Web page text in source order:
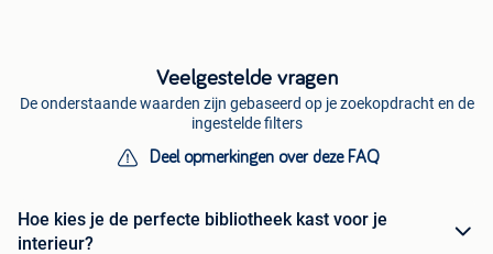
Veelgestelde vragen
De onderstaande waarden zijn gebaseerd op je zoekopdracht en de
ingestelde filters
Deel opmerkingen over deze FAQ
Hoe kies je de perfecte bibliotheek kast voor je
interieur?